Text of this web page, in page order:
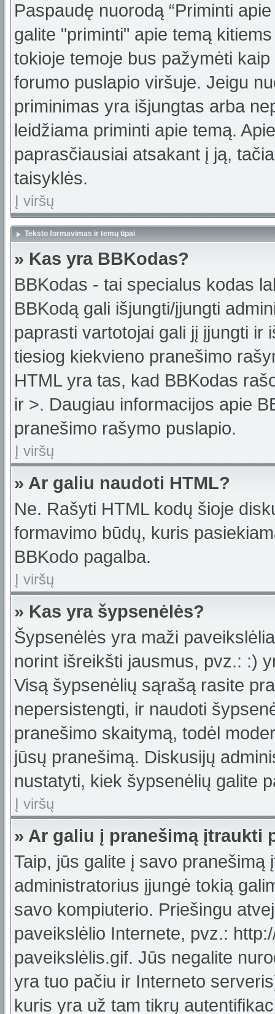
Paspaudę nuorodą “Priminti
galite "priminti" apie temą
tokioje temoje bus pažymėti
forumo puslapio viršuje. Jeigu
priminimas yra išjungtas arba
leidžiama priminti apie temą.
paprasčiausiai atsakant į ją,
taisyklės.
Į viršų
Teksto formavimas ir temų tipai
» Kas yra BBKodas?
BBKodas - tai specialus kodas
BBKodą gali išjungti/įjungti
paprasti vartotojai gali jį įjungti
tiesiog kiekvieno pranešimo
HTML yra tas, kad BBKodas
ir >. Daugiau informacijos apie
pranešimo rašymo puslapio.
Į viršų
» Ar galiu naudoti HTML?
Ne. Rašyti HTML kodų šioje
formavimo būdų, kuris
BBKodo pagalba.
Į viršų
» Kas yra šypsenėlės?
Šypsenėlės yra maži
norint išreikšti jausmus, pvz.: :)
Visą šypsenėlių sąrašą rasite
nepersistengti, ir naudoti
pranešimo skaitymą, todėl
jūsų pranešimą. Diskusijų
nustatyti, kiek šypsenėlių galite
Į viršų
» Ar galiu į pranešimą įtraukti
Taip, jūs galite į savo
administratorius įjungė tokią
savo kompiuterio. Priešingu
paveikslėlio Internete, pvz.:
paveikslėlis.gif. Jūs negalite
yra tuo pačiu ir Interneto
kuris yra už tam tikrų